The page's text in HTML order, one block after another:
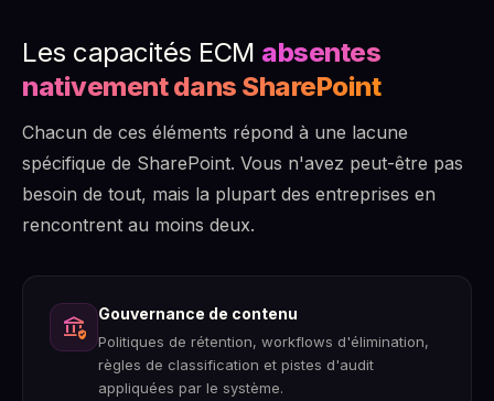
Les capacités ECM absentes
nativement dans SharePoint
Chacun de ces éléments répond à une lacune
spécifique de SharePoint. Vous n'avez peut-être pas
besoin de tout, mais la plupart des entreprises en
rencontrent au moins deux.
assured_workload Gouvernance de contenu
Politiques de rétention, workflows d'élimination,
règles de classification et pistes d'audit
appliquées par le système.